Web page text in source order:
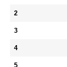
2
3
4
5